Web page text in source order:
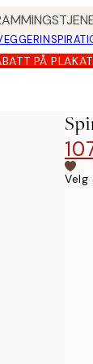
PÅ
Velg